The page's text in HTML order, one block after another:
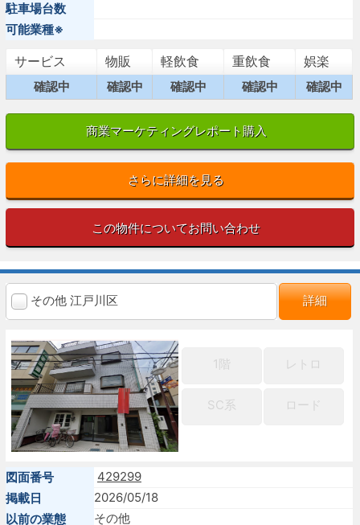
駐車場台数
可能業種※
サービス 物販 軽飲食 重飲食 娯楽
確認中 確認中 確認中 確認中 確認中
商業マーケティングレポート購入
さらに詳細を見る
この物件についてお問い合わせ
その他 江戸川区 詳細
1階 レトロ
SC系 ロード
図面番号
429299
掲載日
2026/05/18
以前の業態
その他